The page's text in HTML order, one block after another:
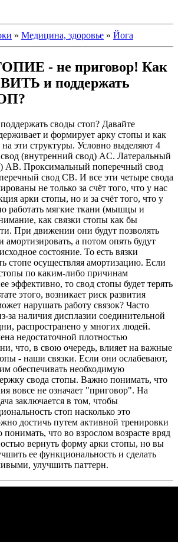
» Медицина, здоровье » Йога
- не приговор! Как
и поддержать
своды стоп? Давайте
и формирует арку стопы и как
эти структуры. Условно выделяют 4
(внутренний свод) AC. Латеральный
AB. Проксимальный поперечный свод
свод CB. И все эти четыре свода
не только за счёт того, что у нас
арки стопы, но и за счёт того, что у
работать мягкие ткани (мышцы и
как связки стопы как бы
При движении они будут позволять
амортизировать, а потом опять будут
состояние. То есть вязки
стопе осуществляя амортизацию. Если
по каким-либо причинам
эффективно, то свод стопы будет терять
этого, возникает риск развития
нарушать работу связок? Часто
за наличия дисплазии соединительной
распространено у многих людей.
недостаточной плотностью
что, в свою очередь, влияет на важные
- наши связки. Если они ослабевают,
обеспечивать необходимую
свода стопы. Важно понимать, что
вовсе не означает "приговор". На
заключается в том, чтобы
стоп насколько это
достичь путем активной тренировки
что во взрослом возрасте вряд
вернуть форму арки стопы, но вы
ее функциональность и сделать
улучшить паттерн.